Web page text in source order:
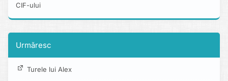
CIF-ului
Urmăresc
Turele lui Alex